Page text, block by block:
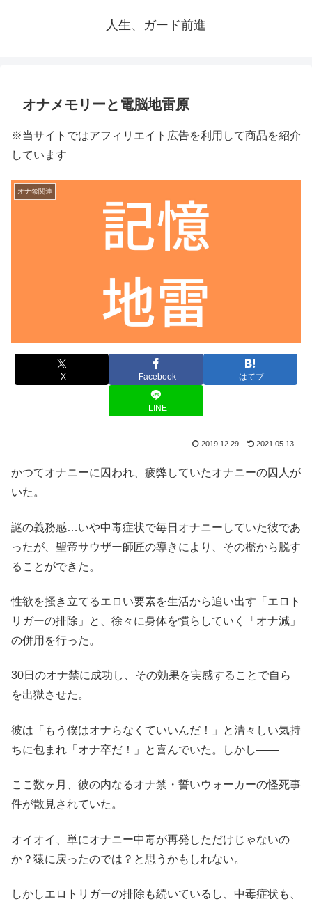
人生、ガード前進
オナメモリーと電脳地雷原
※当サイトではアフィリエイト広告を利用して商品を紹介
しています
オナ禁関連
X Facebook はてブ
LINE
2019.12.29 2021.05.13
かつてオナニーに囚われ、疲弊していたオナニーの囚人が
いた。
謎の義務感…いや中毒症状で毎日オナニーしていた彼であ
ったが、聖帝サウザー師匠の導きにより、その檻から脱す
ることができた。
性欲を掻き立てるエロい要素を生活から追い出す「エロト
リガーの排除」と、徐々に身体を慣らしていく「オナ減」
の併用を行った。
30日のオナ禁に成功し、その効果を実感することで自ら
を出獄させた。
彼は「もう僕はオナらなくていいんだ！」と清々しい気持
ちに包まれ「オナ卒だ！」と喜んでいた。しかし――
ここ数ヶ月、彼の内なるオナ禁・誓いウォーカーの怪死事
件が散見されていた。
オイオイ、単にオナニー中毒が再発しただけじゃないの
か？猿に戻ったのでは？と思うかもしれない。
しかしエロトリガーの排除も続いているし、中毒症状も、